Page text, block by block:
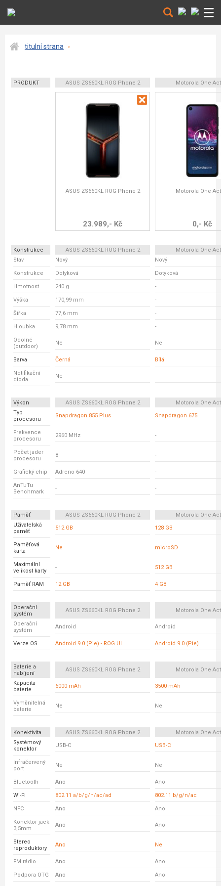
titulní strana
PRODUKT ASUS ZS660KL ROG Phone 2 Motorola One
ASUS ZS660KL ROG Phone 2
23.989,- Kč
Motorola One
0,- Kč
Konstrukce ASUS ZS660KL ROG Phone 2
Motorola One
Stav
Nový Nový
Konstrukce Dotyková Dotyková
Hmotnost 240 g -
Výška 170,99 mm -
Šířka 77,6 mm -
Hloubka 9,78 mm -
Odolné
(outdoor)
Ne Ne
Barva Černá Bílá
Notifikační
dioda
Ne -
Výkon ASUS ZS660KL ROG Phone 2
Motorola One
Typ
procesoru
Snapdragon 855 Plus Snapdragon 675
Frekvence
procesoru
2960 MHz -
Počet jader
procesoru
8 -
Grafický chip Adreno 640 -
AnTuTu
Benchmark
- -
Paměť ASUS ZS660KL ROG Phone 2
Motorola One
Uživatelská
paměť
512 GB 128 GB
Paměťová
karta
Ne microSD
Maximální
velikost karty
- 512 GB
Paměť RAM 12 GB 4 GB
Operační
systém
ASUS ZS660KL ROG Phone 2 Motorola One
Operační
systém
Android Android
Verze OS Android 9.0 (Pie) - ROG UI Android 9.0 (Pie)
Baterie a
nabíjení
ASUS ZS660KL ROG Phone 2 Motorola One
Kapacita
baterie
6000 mAh 3500 mAh
Vyměnitelná
baterie
Ne Ne
Konektivita ASUS ZS660KL ROG Phone 2
Motorola One
Systémový
konektor
USB-C USB-C
Infračervený
port
Ne Ne
Bluetooth Ano Ano
Wi-Fi 802.11 a/b/g/n/ac/ad 802.11 b/g/n/ac
NFC Ano Ano
Konektor jack
3,5mm
Ano Ano
Stereo
reproduktory
Ano Ne
FM rádio Ano Ano
Podpora OTG Ano Ano